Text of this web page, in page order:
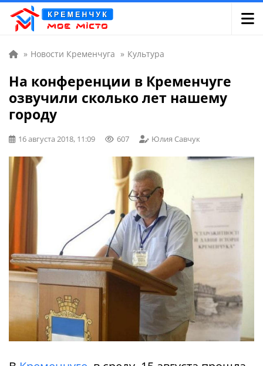
» Новости Кременчуга » Культура
На конференции в Кременчуге
озвучили сколько лет нашему
городу
16 августа 2018, 11:09 607 Юлия Савчук